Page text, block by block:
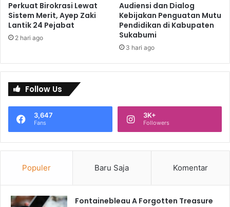
Perkuat Birokrasi Lewat
Sistem Merit, Ayep Zaki
Lantik 24 Pejabat
2 hari ago
Audiensi dan Dialog
Kebijakan Penguatan Mutu
Pendidikan di Kabupaten
Sukabumi
3 hari ago
Follow Us
3,647
Fans
3K+
Followers
Populer Baru Saja Komentar
Fontainebleau A Forgotten Treasure